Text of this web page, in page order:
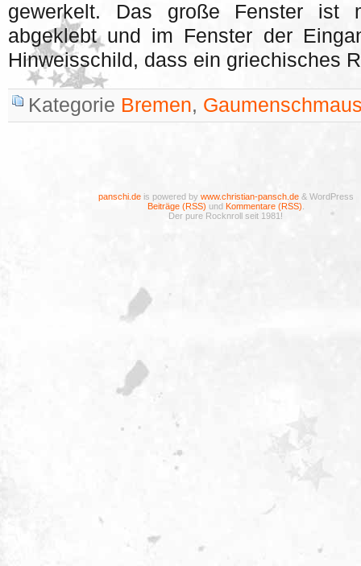
gewerkelt. Das große Fenster ist
abgeklebt und im Fenster der
Hinweisschild, dass ein griechisches
Kategorie Bremen,
panschi.deis powered by www.christian-pansch.de& WordPress
Beiträge (RSS) und Kommentare (RSS)
Der pure Rocknroll seit 1981!